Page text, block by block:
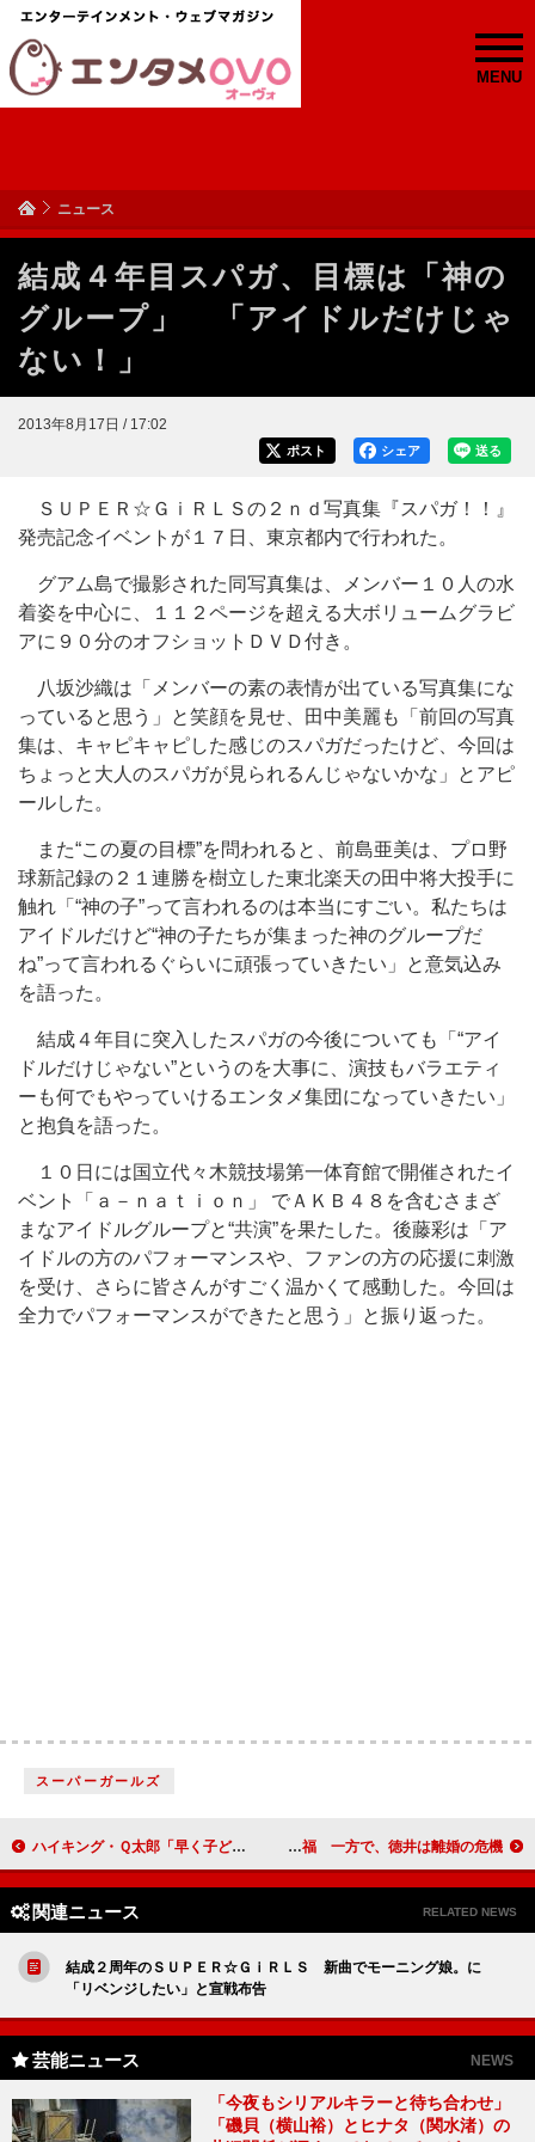
MENU
ニュース
結成４年目スパガ、目標は「神の
グループ」 「アイドルだけじゃ
ない！」
2013年8月17日 / 17:02
送る
シェア
ポスト
ＳＵＰＥＲ☆ＧｉＲＬＳの２ｎｄ写真集『スパガ！！』
発売記念イベントが１７日、東京都内で行われた。
グアム島で撮影された同写真集は、メンバー１０人の水
着姿を中心に、１１２ページを超える大ボリュームグラビ
アに９０分のオフショットＤＶＤ付き。
八坂沙織は「メンバーの素の表情が出ている写真集にな
っていると思う」と笑顔を見せ、田中美麗も「前回の写真
集は、キャピキャピした感じのスパガだったけど、今回は
ちょっと大人のスパガが見られるんじゃないかな」とアピ
ールした。
また“この夏の目標”を問われると、前島亜美は、プロ野
球新記録の２１連勝を樹立した東北楽天の田中将大投手に
触れ「“神の子”って言われるのは本当にすごい。私たちは
アイドルだけど“神の子たちが集まった神のグループだ
ね”って言われるぐらいに頑張っていきたい」と意気込み
を語った。
結成４年目に突入したスパガの今後についても「“アイ
ドルだけじゃない”というのを大事に、演技もバラエティ
ーも何でもやっていけるエンタメ集団になっていきたい」
と抱負を語った。
１０日には国立代々木競技場第一体育館で開催されたイ
ベント「ａ－ｎａｔｉｏｎ」 でＡＫＢ４８を含むさまざ
まなアイドルグループと“共演”を果たした。後藤彩は「ア
イドルの方のパフォーマンスや、ファンの方の応援に刺激
を受け、さらに皆さんがすごく温かくて感動した。今回は
全力でパフォーマンスができたと思う」と振り返った。
スーパーガールズ
ハイキング・Ｑ太郎「早く子どもをつくりたい」 吉本「笑楽校」で子どもたちにアプリの授業 平成ノブシコブシがフット後藤の婚約を祝福 一方で、徳井は離婚の危機？！
関連ニュース RELATED NEWS
結成２周年のＳＵＰＥＲ☆ＧｉＲＬＳ 新曲でモーニング娘。に
「リベンジしたい」と宣戦布告
芸能ニュース NEWS
「今夜もシリアルキラーと待ち合わせ」
「磯貝（横山裕）とヒナタ（関水渚）の